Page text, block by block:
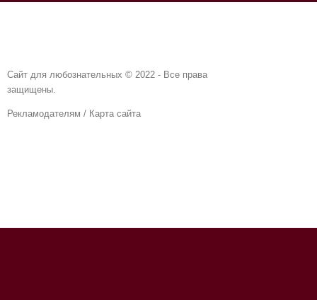
Сайт для любознательных © 2022 - Все права
защищены.
Рекламодателям / Карта сайта